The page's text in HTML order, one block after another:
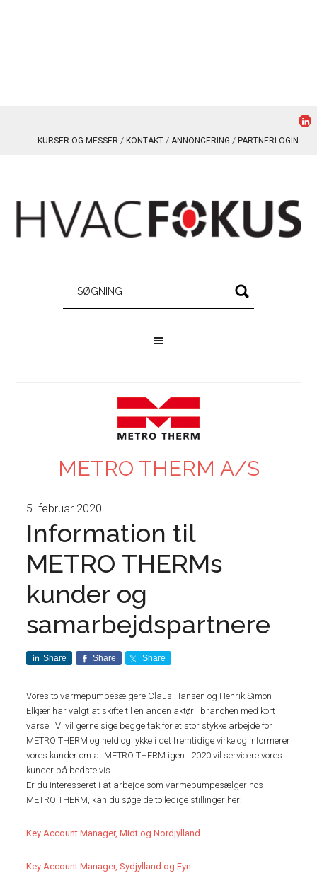
KURSER OG MESSER KONTAKT ANNONCERING PARTNERLOGIN
METRO THERM A/S
5. februar 2020
Information til
METRO THERMs
kunder og
samarbejdspartnere
Share Share Share
Vores to varmepumpesælgere Claus Hansen og Henrik Simon
Elkjær har valgt at skifte til en anden aktør i branchen med kort
varsel. Vi vil gerne sige begge tak for et stor stykke arbejde for
METRO THERM og held og lykke i det fremtidige virke og informerer
vores kunder om at METRO THERM igen i 2020 vil servicere vores
kunder på bedste vis.
Er du interesseret i at arbejde som varmepumpesælger hos
METRO THERM, kan du søge de to ledige stillinger her:
Key Account Manager, Midt og Nordjylland
Key Account Manager, Sydjylland og Fyn